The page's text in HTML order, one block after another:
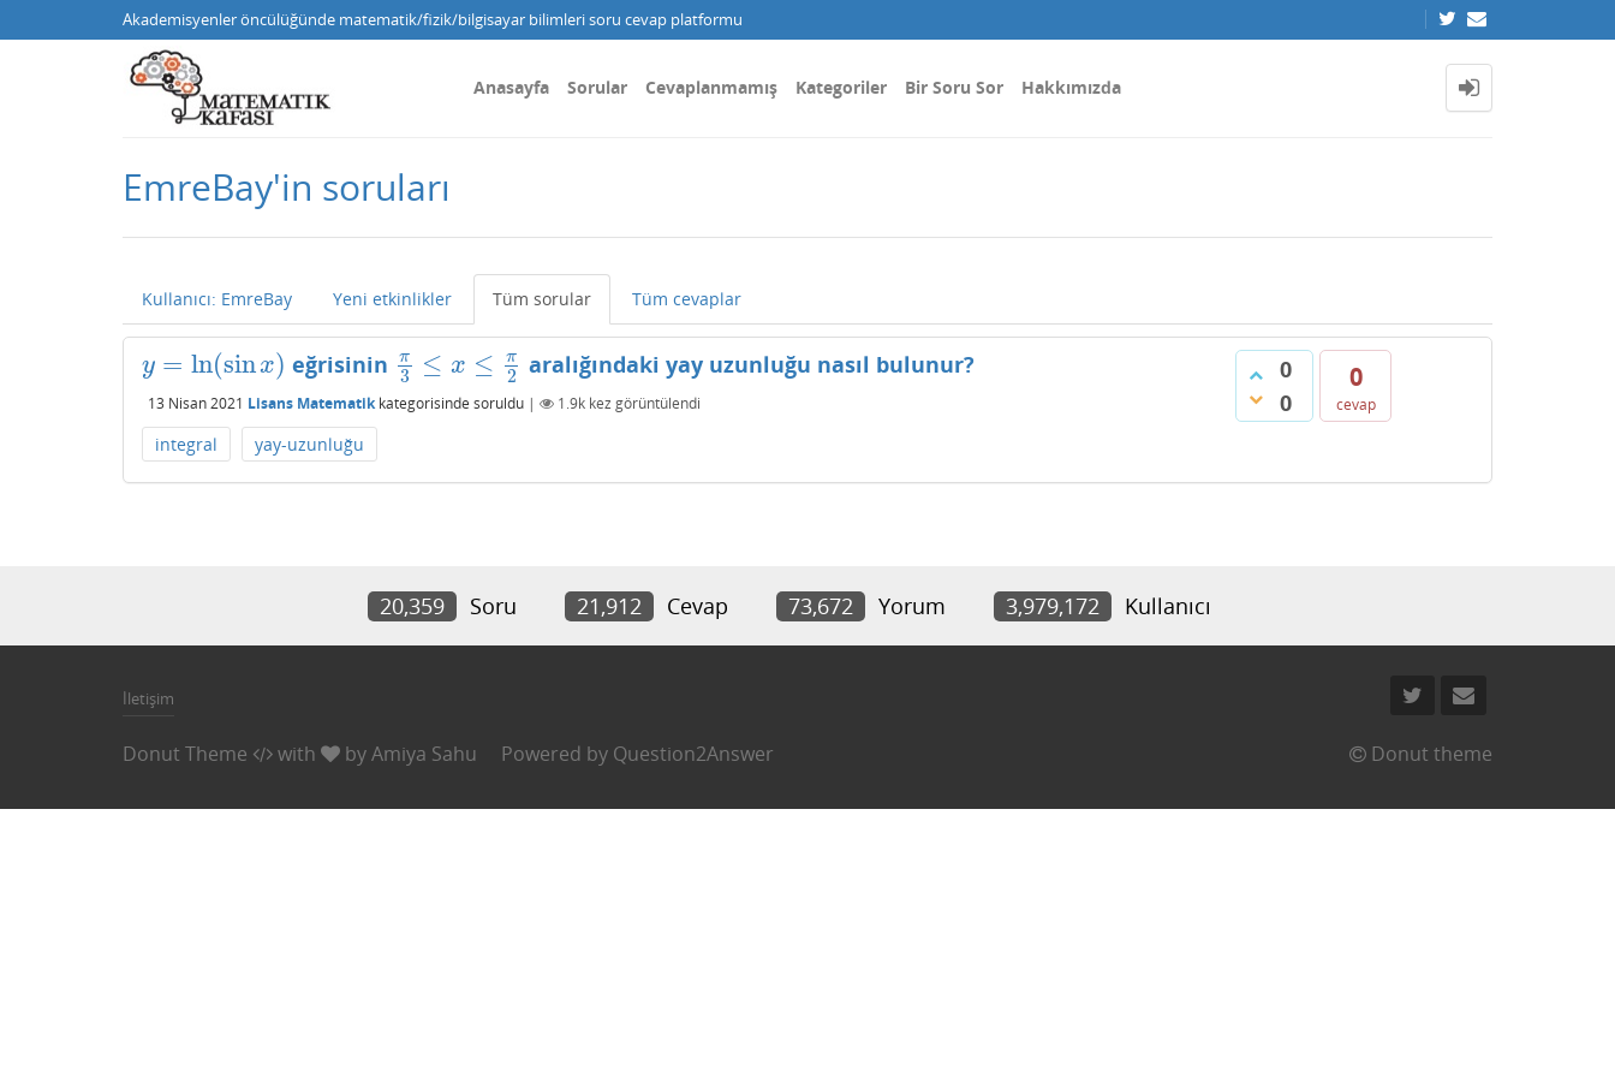
Akademisyenler öncülüğünde matematik/fizik/bilgisayar bilimleri soru cevap platformu
Anasayfa Sorular Cevaplanmamış Kategoriler Bir Soru Sor Hakkımızda
EmreBay'in soruları
Kullanıcı: EmreBay Yeni etkinlikler Tüm sorular Tüm cevaplar
0
0
0
cevap
y = ln(sinx)
y=ln sinx) eğrisinin π
3 ≤ x ≤ π
2
π3 ≤x ≤π 2 aralığındaki yay uzunluğu nasıl bulunur?
13 Nisan 2021 Lisans Matematikkategorisinde soruldu | 1.9k kez görüntülendi
integral yay-uzunluğu
20,359 Soru 21,912 Cevap 73,672 Yorum 3,979,172 Kullanıcı
İletişim
Donut Theme with byAmiya Sahu Powered by Question2Answer Donut theme